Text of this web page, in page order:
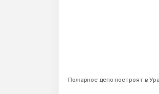
Пожарное депо построят в